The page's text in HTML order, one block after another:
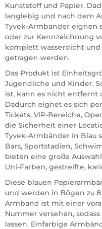
Kunststoff und Papier.
langlebig und nach dem
Tyvek-Armbänder eignen
oder zur Kennzeichnung
komplett wasserdicht
getragen werden.
Das Produkt ist
Jugendliche und Kinder.
ist, kann es nicht
Dadurch eignet es sich
Tickets, VIP-Bereiche,
die Sicherheit einer
Tyvek-Armbänder in Blau
Bars, Sportstadien,
bieten eine große
Uni-Farben, gestreifte,
Diese blauen
und werden in Bögen zu
Armband ist mit einer
Nummer versehen,
lassen. Einfarbige